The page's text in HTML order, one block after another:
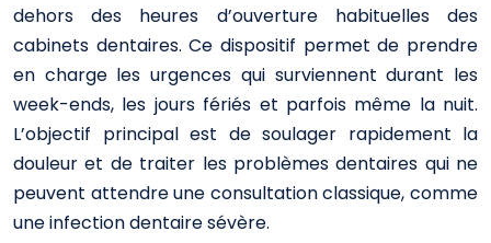
dehors des heures d’ouverture habituelles des
cabinets dentaires. Ce dispositif permet de prendre
en charge les urgences qui surviennent durant les
week-ends, les jours fériés et parfois même la nuit.
L’objectif principal est de soulager rapidement la
douleur et de traiter les problèmes dentaires qui ne
peuvent attendre une consultation classique, comme
une infection dentaire sévère.